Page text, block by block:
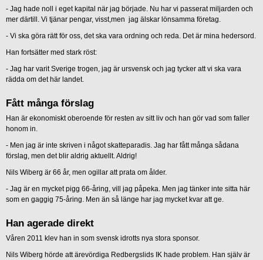
- Jag hade noll i eget kapital när jag började. Nu har vi passerat miljarden och
mer därtill. Vi tjänar pengar, visst,men jag älskar lönsamma företag.
- Vi ska göra rätt för oss, det ska vara ordning och reda. Det är mina hedersord.
Han fortsätter med stark röst:
- Jag har varit Sverige trogen, jag är ursvensk och jag tycker att vi ska vara
rädda om det här landet.
Fått många förslag
Han är ekonomiskt oberoende för resten av sitt liv och han gör vad som faller
honom in.
- Men jag är inte skriven i något skatteparadis. Jag har fått många sådana
förslag, men det blir aldrig aktuellt. Aldrig!
Nils Wiberg är 66 år, men ogillar att prata om ålder.
- Jag är en mycket pigg 66-åring, vill jag påpeka. Men jag tänker inte sitta här
som en gaggig 75-åring. Men än så länge har jag mycket kvar att ge.
Han agerade direkt
Våren 2011 klev han in som svensk idrotts nya stora sponsor.
Nils Wiberg hörde att ärevördiga Redbergslids IK hade problem. Han själv är